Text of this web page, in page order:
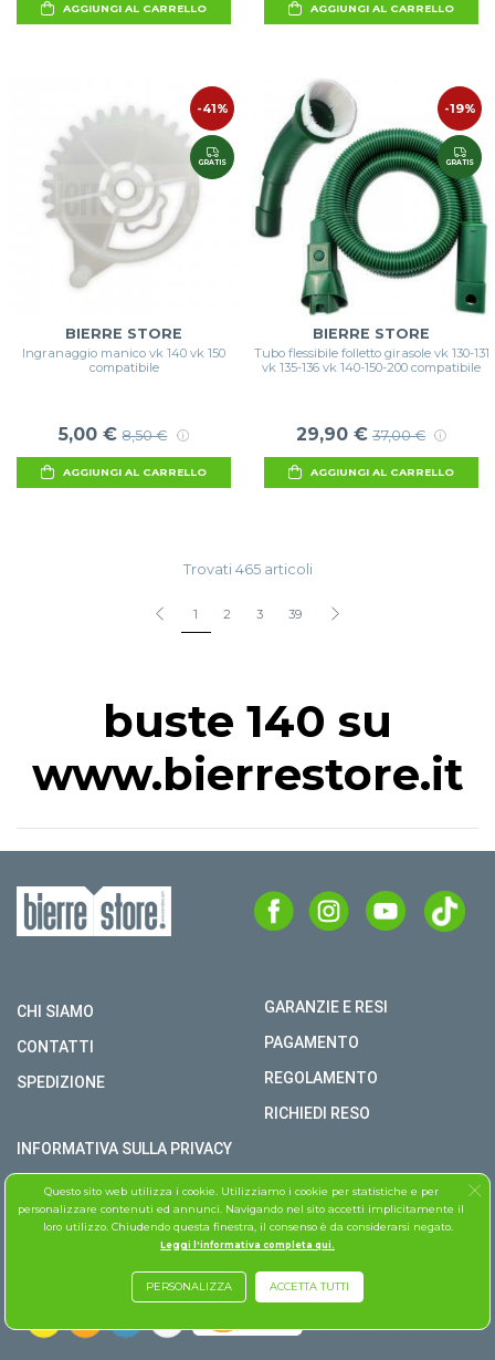
AGGIUNGI AL CARRELLO AGGIUNGI AL CARRELLO
-41%
GRATIS
BIERRE STORE
Ingranaggio manico vk 140 vk 150
compatibile
5,00 € 8,50 €
AGGIUNGI AL CARRELLO
-19%
GRATIS
BIERRE STORE
Tubo flessibile folletto girasole vk 130-131
vk 135-136 vk 140-150-200 compatibile
29,90 € 37,00 €
AGGIUNGI AL CARRELLO
Trovati 465 articoli
1 2 3 39
buste 140 su
www.bierrestore.it
CHI SIAMO
CONTATTI
SPEDIZIONE
GARANZIE E RESI
PAGAMENTO
REGOLAMENTO
RICHIEDI RESO
INFORMATIVA SULLA PRIVACY
COPYRIGHT © BIERRE STORE S.R.L. P.I. 02979990609
TUTTI I DIRITTI RISERVATI
ASSISTENZA FOLLETTO
Questo sito web utilizza i cookie. Utilizziamo i cookie per statistiche e per
personalizzare contenuti ed annunci. Navigando nel sito accetti implicitamente il
loro utilizzo. Chiudendo questa finestra, il consenso è da considerarsi negato.
Leggi l'informativa completa qui.
PERSONALIZZA ACCETTA TUTTI